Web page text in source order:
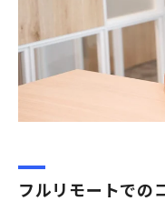
フルリモートでの